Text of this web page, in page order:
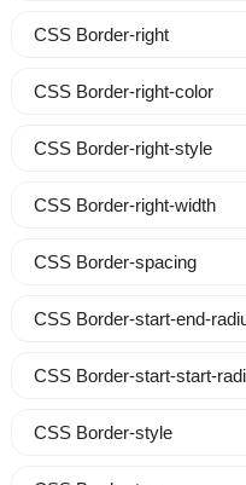
CSS Border-right
CSS Border-right-color
CSS Border-right-style
CSS Border-right-width
CSS Border-spacing
CSS Border-start-end-
CSS Border-start-start-
CSS Border-style